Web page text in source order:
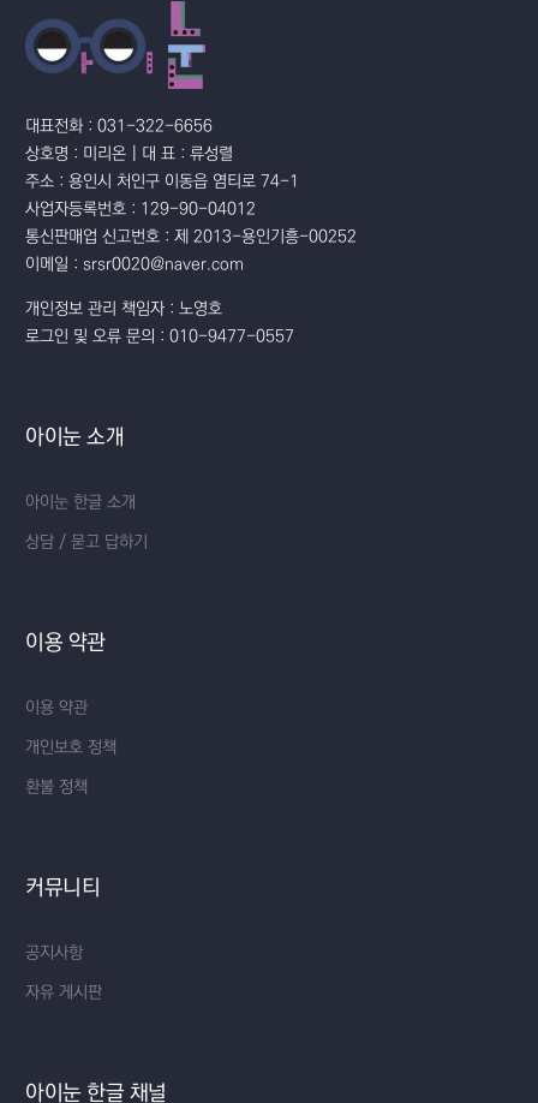
대표전화 : 031-322-6656
상호명 : 미리온 | 대 표 : 류성렬
주소 : 용인시 처인구 이동읍 염티로 74-1
사업자등록번호 : 129-90-04012
통신판매업 신고번호 : 제 2013-용인기흥-00252
이메일 : srsr0020@naver.com
개인정보 관리 책임자 : 노영호
로그인 및 오류 문의 : 010-9477-0557
아이눈 소개
아이눈 한글 소개
상담 / 묻고 답하기
이용 약관
이용 약관
개인보호 정책
환불 정책
커뮤니티
공지사항
자유 게시판
아이눈 한글 채널